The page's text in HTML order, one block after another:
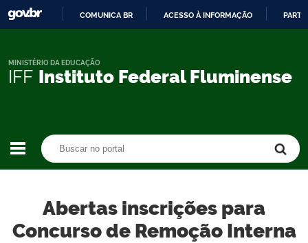
CONTEÚDO
COMUNICA BR ACESSO À INFORMAÇÃO
IFF Instituto Federal Fluminense
MINISTÉRIO DA EDUCAÇÃO
Abertas inscrições para
Concurso de Remoção Interna